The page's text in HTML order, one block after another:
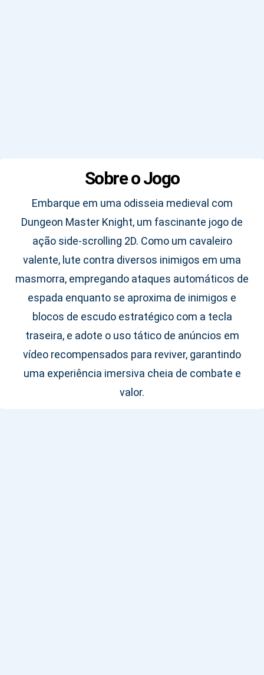
Sobre o Jogo
Embarque em uma odisseia medieval com
Dungeon Master Knight, um fascinante jogo de
ação side-scrolling 2D. Como um cavaleiro
valente, lute contra diversos inimigos em uma
masmorra, empregando ataques automáticos de
espada enquanto se aproxima de inimigos e
blocos de escudo estratégico com a tecla
traseira, e adote o uso tático de anúncios em
vídeo recompensados para reviver, garantindo
uma experiência imersiva cheia de combate e
valor.